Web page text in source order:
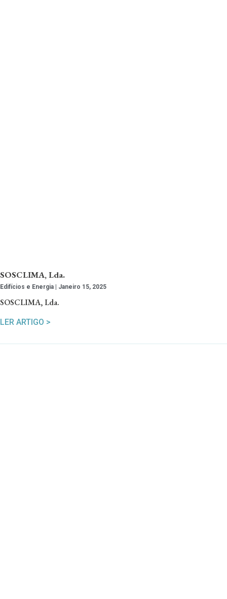
SOSCLIMA, Lda.
Edifícios e Energia Janeiro 15, 2025
SOSCLIMA, Lda.
LER ARTIGO >